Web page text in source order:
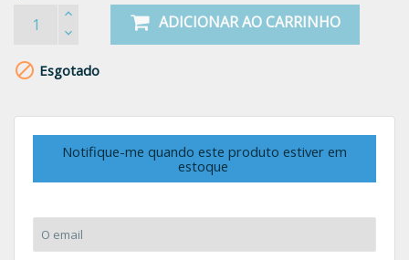
ADICIONAR AO CARRINHO
 Esgotado
Notifique-me quando este produto estiver em
estoque